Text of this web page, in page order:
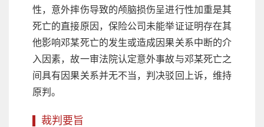
性，意外摔伤导致的颅脑损伤呈进行性加重是其
死亡的直接原因，保险公司未能举证证明存在其
他影响邓某死亡的发生或造成因果关系中断的介
入因素，故一审法院认定意外事故与邓某死亡之
间具有因果关系并无不当，判决驳回上诉，维持
原判。
裁判要旨